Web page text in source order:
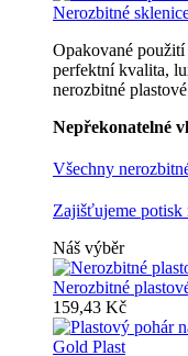
Nerozbitné
Opakované
perfektní kvalita,
nerozbitné
Nepřekonatelné
Všechny
Zajišťujeme potisk
Náš výběr
Nerozbitné
159,43 Kč